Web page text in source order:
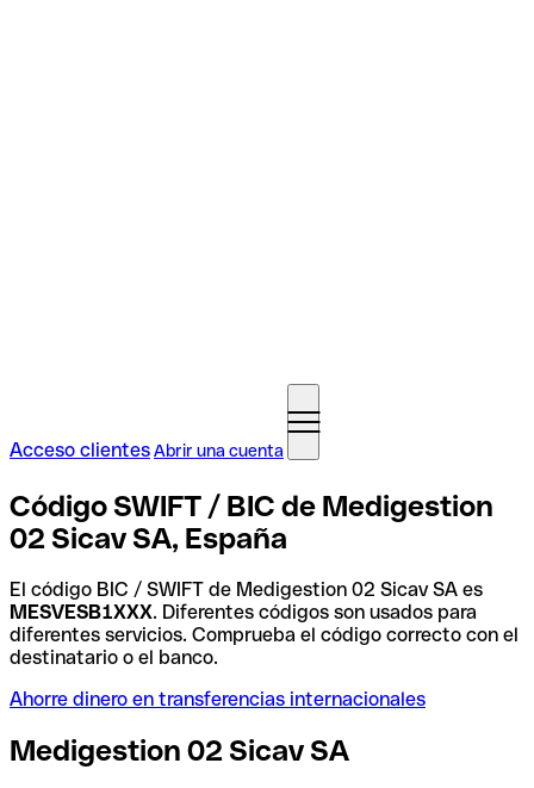
Acceso clientesAbrir una cuenta
Código SWIFT / BIC de Medigestion
02 Sicav SA, España
El código BIC / SWIFT de Medigestion 02 Sicav SA es
MESVESB1XXX. Diferentes códigos son usados para
diferentes servicios. Comprueba el código correcto con el
destinatario o el banco.
Ahorre dinero en transferencias internacionales
Medigestion 02 Sicav SA